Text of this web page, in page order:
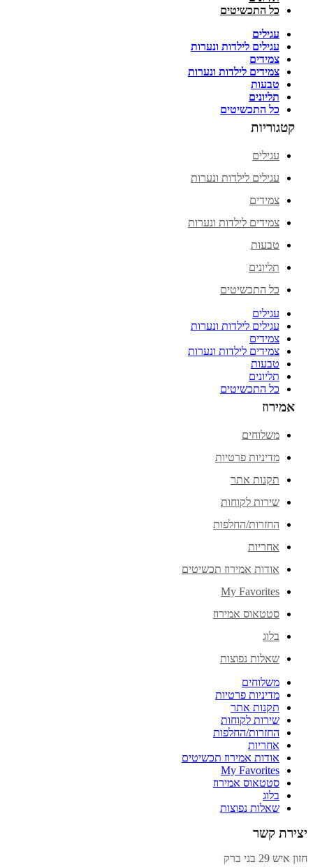
כל התכשיטים
עגילים
עגילים לילדות ונערות
צמידים
צמידים לילדות ונערות
טבעות
תליונים
כל התכשיטים
קטגוריות
עגילים
עגילים לילדות ונערות
צמידים
צמידים לילדות ונערות
טבעות
תליונים
כל התכשיטים
עגילים
עגילים לילדות ונערות
צמידים
צמידים לילדות ונערות
טבעות
תליונים
כל התכשיטים
אמירוז
משלוחים
מדיניות פרטיות
תקנות אתר
שירות לקוחות
החזרות/החלפות
אחריות
אודות אמירוז תכשיטים
My Favorites
סטטאוס אמירוז
בלוג
שאלות נפוצות
משלוחים
מדיניות פרטיות
תקנות אתר
שירות לקוחות
החזרות/החלפות
אחריות
אודות אמירוז תכשיטים
My Favorites
סטטאוס אמירוז
בלוג
שאלות נפוצות
יצירת קשר
חזון איש 29 בני ברק